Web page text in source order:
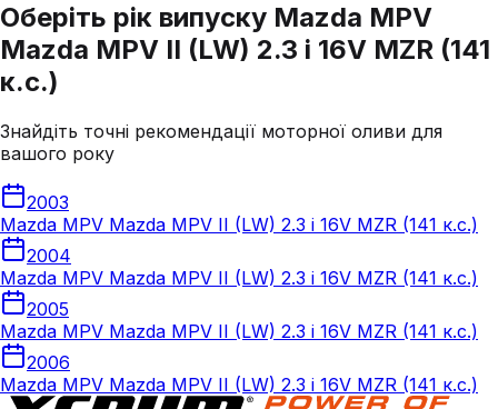
Оберіть рік випуску Mazda MPV
Mazda MPV II (LW) 2.3 i 16V MZR (141
к.с.)
Знайдіть точні рекомендації моторної оливи для
вашого року
2003
Mazda MPV Mazda MPV II (LW) 2.3 i 16V MZR (141 к.с.)
2004
Mazda MPV Mazda MPV II (LW) 2.3 i 16V MZR (141 к.с.)
2005
Mazda MPV Mazda MPV II (LW) 2.3 i 16V MZR (141 к.с.)
2006
Mazda MPV Mazda MPV II (LW) 2.3 i 16V MZR (141 к.с.)